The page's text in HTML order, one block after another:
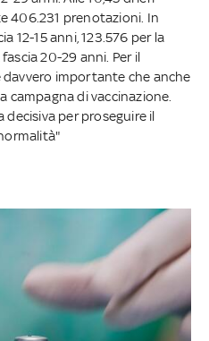
406.231 prenotazioni. In
12-15 anni, 123.576 per la
20-29 anni. Per il
importante che anche
campagna di vaccinazione.
decisiva per proseguire il